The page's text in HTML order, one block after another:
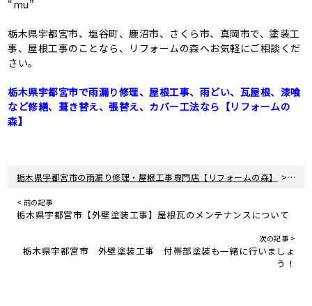
“mu”
栃木県宇都宮市、塩谷町、鹿沼市、さくら市、真岡市で、塗装工
事、屋根工事のことなら、リフォームの森へお気軽にご相談くだ
さい。
栃木県宇都宮市で雨漏り修理、屋根工事、雨どい、瓦屋根、漆喰
など修繕、葺き替え、張替え、カバー工法なら【リフォームの
森】
栃木県宇都宮市の雨漏り修理・屋根工事専門店【リフォームの森】 > 新着
< 前の記事
栃木県宇都宮市【外壁塗装工事】屋根瓦のメンテナンスについて
次の記事 >
栃木県宇都宮市 外壁塗装工事 付帯部塗装も一緒に行いましょ
う！